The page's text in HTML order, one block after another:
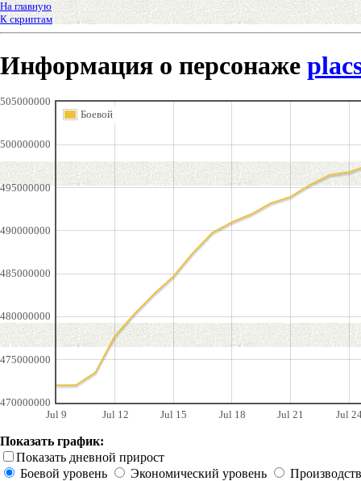
На главную
К скриптам
Информация о персонаже
Jul 9 Jul 12 Jul 15 Jul 18 Jul 21 Jul
470000000
475000000
480000000
485000000
490000000
495000000
500000000
505000000
Боевой
Показать график:
Показать дневной прирост
Боевой уровень
Экономический уровень